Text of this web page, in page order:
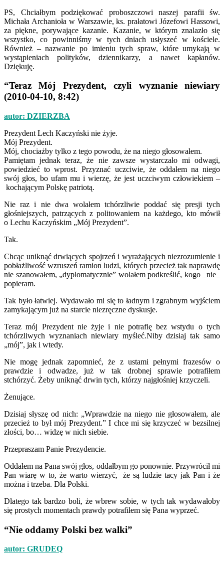
PS, Chciałbym podziękować proboszczowi naszej parafii św.
Michała Archanioła w Warszawie, ks. prałatowi Józefowi Hassowi,
za piękne, porywające kazanie. Kazanie, w którym znalazło się
wszystko, co powinniśmy w tych dniach usłyszeć w kościele.
Również – nazwanie po imieniu tych spraw, które umykają w
wystąpieniach polityków, dziennikarzy, a nawet kapłanów.
Dziękuję.
“Teraz Mój Prezydent, czyli wyznanie niewiary
(2010-04-10, 8:42)
autor: DZIERZBA
Prezydent Lech Kaczyński nie żyje.
Mój Prezydent.
Mój, chociażby tylko z tego powodu, że na niego głosowałem.
Pamiętam jednak teraz, że nie zawsze wystarczało mi odwagi,
powiedzieć to wprost. Przyznać uczciwie, że oddałem na niego
swój głos, bo ufam mu i wierzę, że jest uczciwym człowiekiem –
kochającym Polskę patriotą.
Nie raz i nie dwa wolałem tchórzliwie poddać się presji tych
głośniejszych, patrzących z politowaniem na każdego, kto mówił
o Lechu Kaczyńskim „Mój Prezydent”.
Tak.
Chcąc uniknąć drwiących spojrzeń i wyrażających niezrozumienie i
pobłażliwość wzruszeń ramion ludzi, których przecież tak naprawdę
nie szanowałem, „dyplomatycznie” wolałem podkreślić, kogo _nie_
popieram.
Tak było łatwiej. Wydawało mi się to ładnym i zgrabnym wyjściem
zamykającym już na starcie niezręczne dyskusje.
Teraz mój Prezydent nie żyje i nie potrafię bez wstydu o tych
tchórzliwych wyznaniach niewiary myśleć.Niby dzisiaj tak samo
„mój”, jak i wtedy.
Nie mogę jednak zapomnieć, że z ustami pełnymi frazesów o
prawdzie i odwadze, już w tak drobnej sprawie potrafiłem
stchórzyć. Żeby uniknąć drwin tych, którzy najgłośniej krzyczeli.
Żenujące.
Dzisiaj słyszę od nich: „Wprawdzie na niego nie głosowałem, ale
przecież to był mój Prezydent.” I chce mi się krzyczeć w bezsilnej
złości, bo… widzę w nich siebie.
Przepraszam Panie Prezydencie.
Oddałem na Pana swój głos, oddałbym go ponownie. Przywrócił mi
Pan wiarę w to, że warto wierzyć, że są ludzie tacy jak Pan i że
można i trzeba. Dla Polski.
Dlatego tak bardzo boli, że wbrew sobie, w tych tak wydawałoby
się prostych momentach prawdy potrafiłem się Pana wyprzeć.
“Nie oddamy Polski bez walki”
autor: GRUDEQ